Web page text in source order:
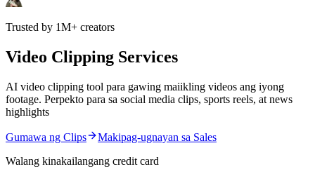
Trusted by 1M+ creators
Video Clipping Services
AI video clipping tool para gawing maiikling videos ang iyong
footage. Perpekto para sa social media clips, sports reels, at news
highlights
Gumawa ng Clips
Makipag-ugnayan sa Sales
Walang kinakailangang credit card